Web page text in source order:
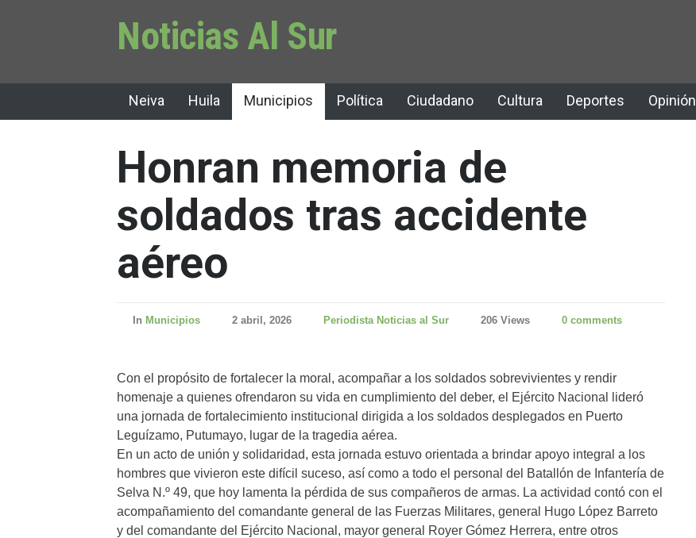
Noticias Al Sur
Neiva Huila Municipios Política Ciudadano Cultura Deportes Opinión
Honran memoria de
soldados tras accidente
aéreo
In Municipios 2 abril, 2026 Periodista Noticias al Sur 206 Views 0 comments
Con el propósito de fortalecer la moral, acompañar a los soldados sobrevivientes y rendir
homenaje a quienes ofrendaron su vida en cumplimiento del deber, el Ejército Nacional lideró
una jornada de fortalecimiento institucional dirigida a los soldados desplegados en Puerto
Leguízamo, Putumayo, lugar de la tragedia aérea.
En un acto de unión y solidaridad, esta jornada estuvo orientada a brindar apoyo integral a los
hombres que vivieron este difícil suceso, así como a todo el personal del Batallón de Infantería de
Selva N.º 49, que hoy lamenta la pérdida de sus compañeros de armas. La actividad contó con el
acompañamiento del comandante general de las Fuerzas Militares, general Hugo López Barreto
y del comandante del Ejército Nacional, mayor general Royer Gómez Herrera, entre otros